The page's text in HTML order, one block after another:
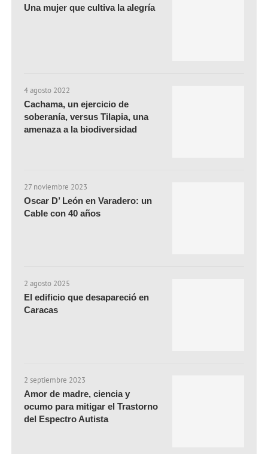
Una mujer que cultiva la alegría
4 agosto 2022
Cachama, un ejercicio de
soberanía, versus Tilapia, una
amenaza a la biodiversidad
27 noviembre 2023
Oscar D’ León en Varadero: un
Cable con 40 años
2 agosto 2025
El edificio que desapareció en
Caracas
2 septiembre 2023
Amor de madre, ciencia y
ocumo para mitigar el Trastorno
del Espectro Autista